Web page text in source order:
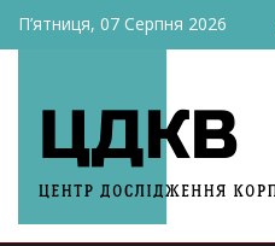
П’ятниця, 07 Серпня 2026